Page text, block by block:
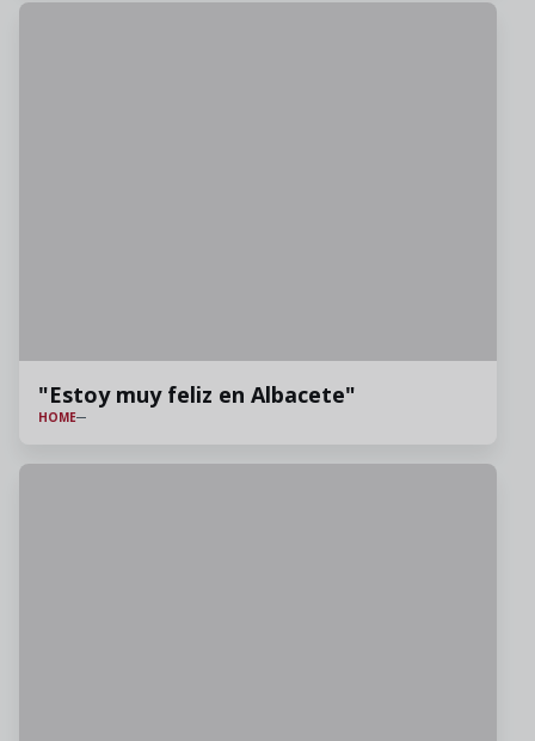
"Estoy muy feliz en Albacete"
HOME